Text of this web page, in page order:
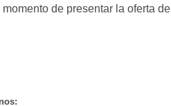
de presentar la oferta